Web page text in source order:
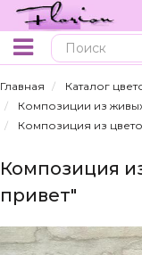
Главная
Каталог
Композиции из
Композиция из
Композиция
привет"